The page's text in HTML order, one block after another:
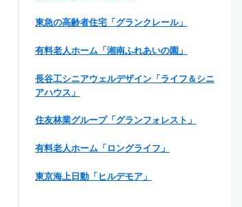
東急の高齢者住宅「グランクレール」
有料老人ホーム「湘南ふれあいの園」
長谷工シニアウェルデザイン「ライフ＆シニ
アハウス」
住友林業グループ「グランフォレスト」
有料老人ホーム「ロングライフ」
東京海上日動「ヒルデモア」